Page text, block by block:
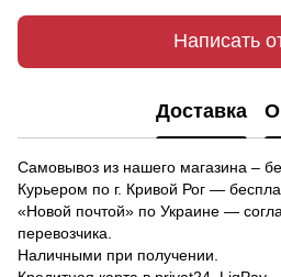
Написать
Доставка
Самовывоз из нашего магазина –
Курьером по г. Кривой Рог —
«Новой почтой» по Украине —
перевозчика.
Наличными при получении.